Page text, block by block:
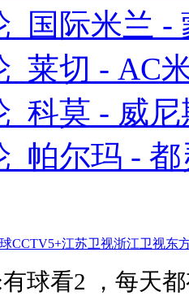
国际米兰 -
莱切 - AC
科莫 - 威
帕尔玛 -
CCTV5+江苏卫视浙江卫视东
球看2 ，每天